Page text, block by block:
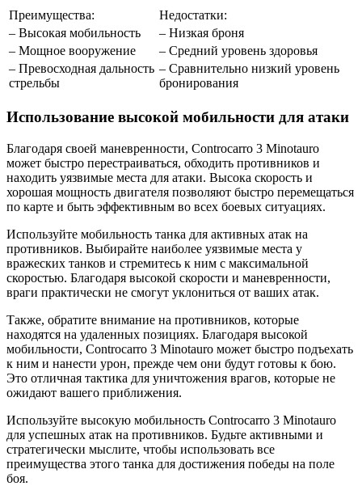
Преимущества:
Недостатки:
– Высокая мобильность
– Низкая броня
– Мощное вооружение
– Средний уровень здоровья
– Превосходная дальность
стрельбы
– Сравнительно низкий уровень
бронирования
Использование высокой мобильности для атаки
Благодаря своей маневренности, Controcarro 3 Minotauro
может быстро перестраиваться, обходить противников и
находить уязвимые места для атаки. Высока скорость и
хорошая мощность двигателя позволяют быстро перемещаться
по карте и быть эффективным во всех боевых ситуациях.
Используйте мобильность танка для активных атак на
противников. Выбирайте наиболее уязвимые места у
вражеских танков и стремитесь к ним с максимальной
скоростью. Благодаря высокой скорости и маневренности,
враги практически не смогут уклониться от ваших атак.
Также, обратите внимание на противников, которые
находятся на удаленных позициях. Благодаря высокой
мобильности, Controcarro 3 Minotauro может быстро подъехать
к ним и нанести урон, прежде чем они будут готовы к бою.
Это отличная тактика для уничтожения врагов, которые не
ожидают вашего приближения.
Используйте высокую мобильность Controcarro 3 Minotauro
для успешных атак на противников. Будьте активными и
стратегически мыслите, чтобы использовать все
преимущества этого танка для достижения победы на поле
боя.